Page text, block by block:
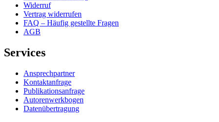
Widerruf
Vertrag widerrufen
FAQ – Häufig gestellte Fragen
AGB
Services
Ansprechpartner
Kontaktanfrage
Publikationsanfrage
Autorenwerkbogen
Datenübertragung